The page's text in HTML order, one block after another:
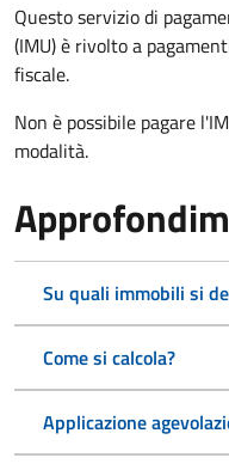
Questo servizio di
(IMU) è rivolto a
fiscale.
Non è possibile pagare
modalità.
Su quali immobili si
Come si calcola?
Applicazione